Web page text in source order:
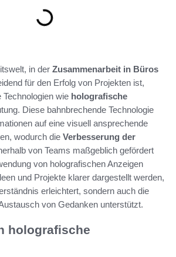
in der Zusammenarbeit in Büros
für den Erfolg von Projekten ist,
wie holografische
Diese bahnbrechende Technologie
auf eine visuell ansprechende
wodurch die Verbesserung der
von Teams maßgeblich gefördert
von holografischen Anzeigen
und Projekte klarer dargestellt werden,
erleichtert, sondern auch die
von Gedanken unterstützt.
holografische